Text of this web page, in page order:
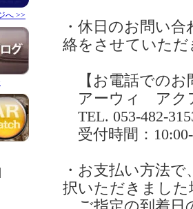
へ >>
・休日のお問い
絡をさせていただ
【お電話でのお
アーウィ アク
TEL. 053-482-
受付時間：
・お支払い方法
択いただきました